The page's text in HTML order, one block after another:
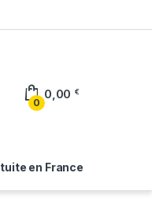
0
0,00 €
en France